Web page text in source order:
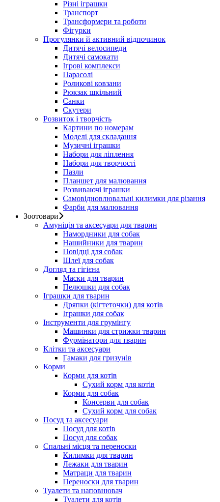
Різні іграшки
Транспорт
Трансформери та роботи
Фігурки
Прогулянки й активний відпочинок
Дитячі велосипеди
Дитячі самокати
Ігрові комплекси
Парасолі
Роликові ковзани
Рюкзак шкільний
Санки
Скутери
Розвиток і творчість
Картини по номерам
Моделі для складання
Музичні іграшки
Набори для ліплення
Набори для творчості
Пазли
Планшет для малювання
Розвиваючі іграшки
Самовідновлювальні килимки для різання
Фарби для малювання
Зоотовари
Амуніція та аксесуари для тварин
Намордники для собак
Нашийники для тварин
Повідці для собак
Шлеї для собак
Догляд та гігієна
Маски для тварин
Пелюшки для собак
Іграшки для тварин
Дряпки (кігтеточки) для котів
Іграшки для собак
Інструменти для грумінгу
Машинки для стрижки тварин
Фурмінатори для тварин
Клітки та аксесуари
Гамаки для гризунів
Корми
Корми для котів
Сухий корм для котів
Корми для собак
Консерви для собак
Сухий корм для собак
Посуд та аксесуари
Посуд для котів
Посуд для собак
Спальні місця та переноски
Килимки для тварин
Лежаки для тварин
Матраци для тварин
Переноски для тварин
Туалети та наповнювач
Туалети для котів